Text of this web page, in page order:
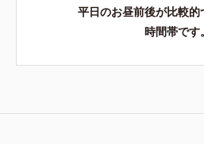
平日のお昼前後が比較
時間帯です。